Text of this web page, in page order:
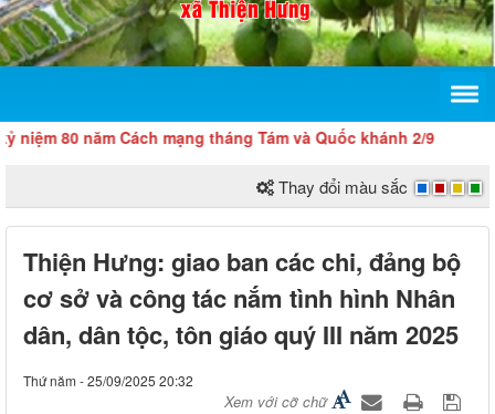
năm Cách mạng tháng Tám và Quốc khánh 2/9
Thay đổi màu sắc
Thiện Hưng: giao ban các chi, đảng bộ
cơ sở và công tác nắm tình hình Nhân
dân, dân tộc, tôn giáo quý III năm 2025
Thứ năm - 25/09/2025 20:32
Xem với cỡ chữ